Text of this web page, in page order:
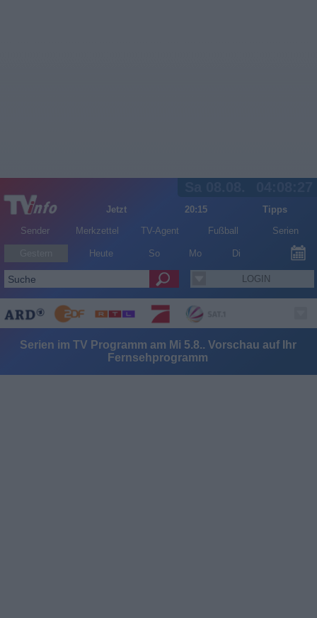
Jetzt 20:15
Tipps
Sender
Merkzettel TV-Agent Fußball Serien
Heute So Mo Di
LOGIN
Serien im TV Programm am Mi 5.8.. Vorschau auf Ihr
Fernsehprogramm